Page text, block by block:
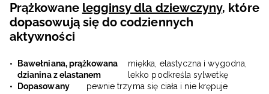
Prążkowane legginsy dla dziewczyny, które
dopasowują się do codziennych
aktywności
Bawełniana, prążkowana
dzianina z elastanem
miękka, elastyczna i wygodna,
lekko podkreśla sylwetkę
Dopasowany
pewnie trzyma się ciała i nie krępuje